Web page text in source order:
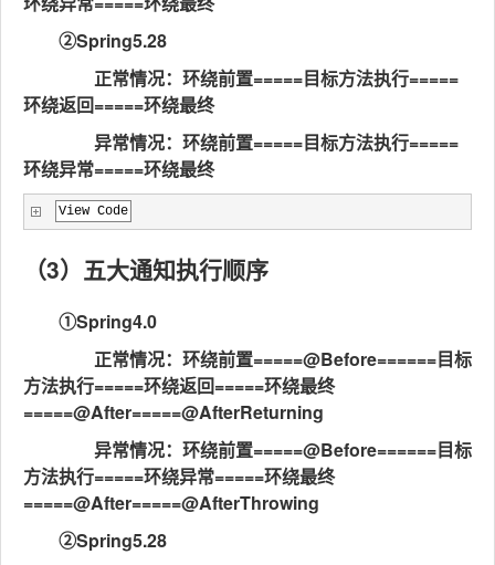
②Spring5.28
正常情况：环绕前置=====目标方法执行=====
环绕返回=====环绕最终
异常情况：环绕前置=====目标方法执行=====
环绕异常=====环绕最终
View Code
（3）五大通知执行顺序
①Spring4.0
正常情况：环绕前置=====@Before======目标
方法执行=====环绕返回=====环绕最终
=====@After=====@AfterReturning
异常情况：环绕前置=====@Before======目标
方法执行=====环绕异常=====环绕最终
=====@After=====@AfterThrowing
②Spring5.28